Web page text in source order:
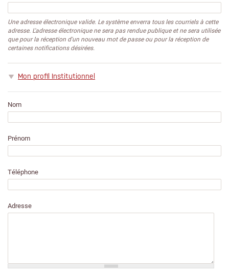
Une adresse électronique valide. Le système enverra tous les courriels à cette
adresse. L'adresse électronique ne sera pas rendue publique et ne sera utilisée
que pour la réception d'un nouveau mot de passe ou pour la réception de
certaines notifications désirées.
Masquer
Mon profil Institutionnel
Nom
Prénom
Téléphone
Adresse